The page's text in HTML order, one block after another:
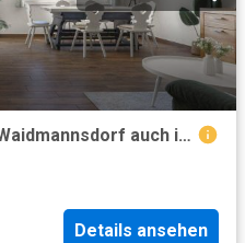
Moderne 3 Zi Wohnung in Waidmannsdorf auch ideal für ANLEGER AIRBNB Übernahme möglich
Details ansehen